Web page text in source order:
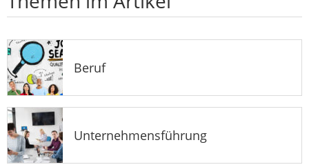
Beruf
Unternehmensführung